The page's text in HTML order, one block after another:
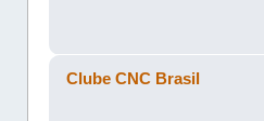
Clube CNC Brasil